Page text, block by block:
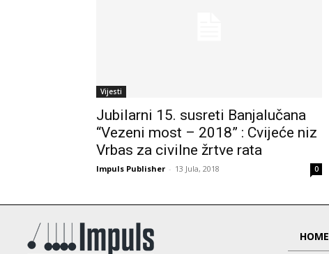
Vijesti
Jubilarni 15. susreti Banjalučana
“Vezeni most – 2018” : Cvijeće niz
Vrbas za civilne žrtve rata
Impuls Publisher - 13 Jula, 2018 0
HOME